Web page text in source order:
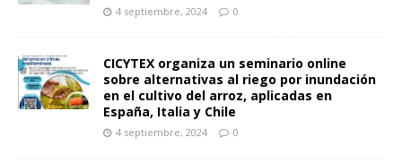
4 septiembre, 2024 0
CICYTEX organiza un seminario online
sobre alternativas al riego por inundación
en el cultivo del arroz, aplicadas en
España, Italia y Chile
4 septiembre, 2024 0